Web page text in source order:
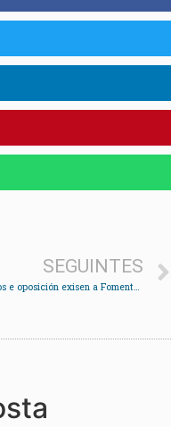
SEGUINTES
Veciños e oposición exisen a Fomento que non se abra o novo carril da AP9 polo “grave perigo”